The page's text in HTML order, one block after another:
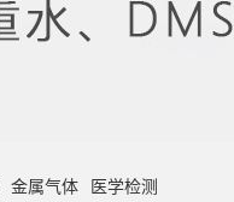
金属气体 医学检测